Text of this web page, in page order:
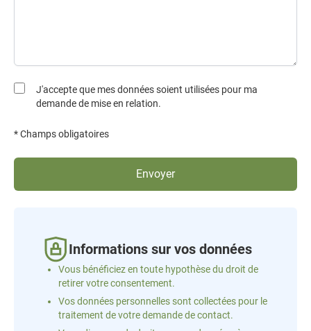
J'accepte que mes données soient utilisées pour ma
demande de mise en relation.
* Champs obligatoires
Envoyer
Informations sur vos données
Vous bénéficiez en toute hypothèse du droit de
retirer votre consentement.
Vos données personnelles sont collectées pour le
traitement de votre demande de contact.